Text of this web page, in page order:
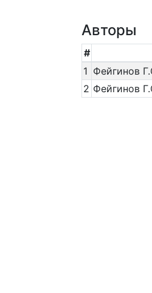
Авторы
#
1 Фейгинов
2 Фейгинов